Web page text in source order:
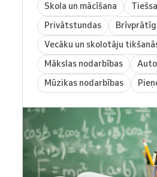
Skola un mācīšana
Privātstundas
Vecāku un skolotāju
Mākslas nodarbības
Mūzikas nodarbības